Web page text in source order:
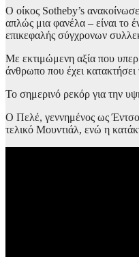
Ο οίκος Sotheby’s
απλώς μια φανέλα – είναι το
επικεφαλής σύγχρονων
Με εκτιμώμενη αξία που
άνθρωπο που έχει
Το σημερινό ρεκόρ για την
Ο Πελέ, γεννημένος ως
τελικό Μουντιάλ, ενώ η